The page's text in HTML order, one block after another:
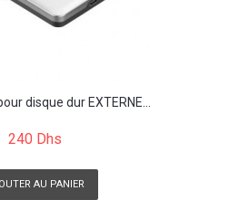
disque dur EXTERNE...
240 Dhs
AU PANIER